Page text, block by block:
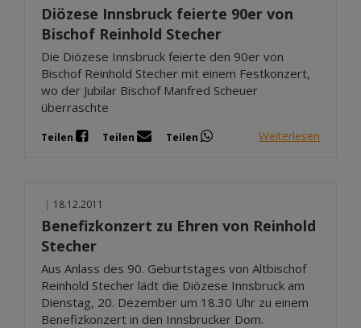
Diözese Innsbruck feierte 90er von
Bischof Reinhold Stecher
Die Diözese Innsbruck feierte den 90er von
Bischof Reinhold Stecher mit einem Festkonzert,
wo der Jubilar Bischof Manfred Scheuer
überraschte
Teilen Teilen Teilen Weiterlesen
| 18.12.2011
Benefizkonzert zu Ehren von Reinhold
Stecher
Aus Anlass des 90. Geburtstages von Altbischof
Reinhold Stecher lädt die Diözese Innsbruck am
Dienstag, 20. Dezember um 18.30 Uhr zu einem
Benefizkonzert in den Innsbrucker Dom.